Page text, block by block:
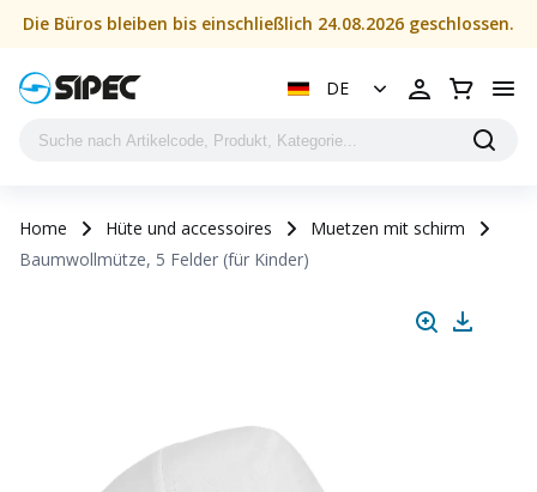
Die Büros bleiben bis einschließlich 24.08.2026 geschlossen.
DE
Home Hüte und accessoires
Muetzen mit schirm
Baumwollmütze, 5 Felder (für Kinder)